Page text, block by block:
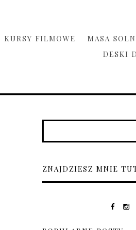
KURSY FILMOWE MASA
DESKI
ZNAJDZIESZ MNIE